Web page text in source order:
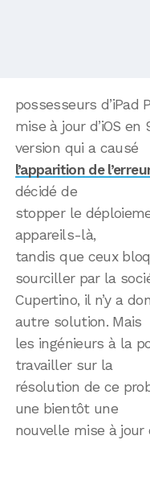
possesseurs d’iPad
mise à jour d’iOS en
version qui a causé
l’apparition de
décidé de
stopper le
appareils-là,
tandis que ceux
sourciller par la
Cupertino, il n’y a
autre solution. Mais
les ingénieurs à la
travailler sur la
résolution de ce
une bientôt une
nouvelle mise à jour